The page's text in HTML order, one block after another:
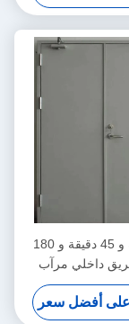
20 دقيقة و 45 دقيقة و 180
داخلي مرآب
مزدوجة
أفضل سعر